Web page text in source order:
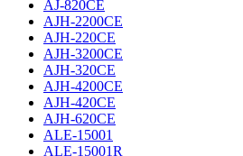
AJ-820CE
AJH-2200CE
AJH-220CE
AJH-3200CE
AJH-320CE
AJH-4200CE
AJH-420CE
AJH-620CE
ALE-15001
ALE-15001R